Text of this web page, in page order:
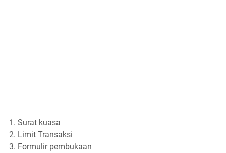
Surat kuasa
Limit Transaksi
Formulir pembukaan